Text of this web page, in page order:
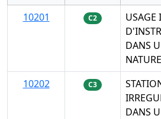
10201
C2
USAGE
DANS
10202
C3
DANS